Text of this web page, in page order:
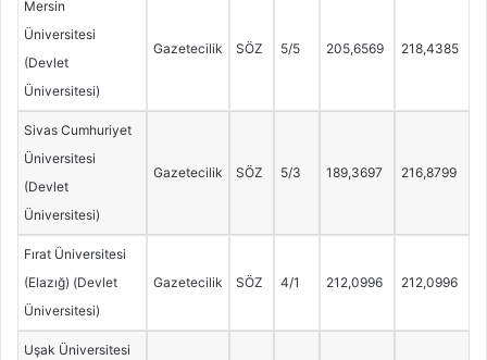
Mersin
Üniversitesi
(Devlet
Üniversitesi)
Gazetecilik SÖZ 5/5 205,6569 218,4385
Sivas Cumhuriyet
Üniversitesi
(Devlet
Üniversitesi)
Gazetecilik SÖZ 5/3 189,3697 216,8799
Fırat Üniversitesi
(Elazığ) (Devlet
Üniversitesi)
Gazetecilik SÖZ 4/1 212,0996 212,0996
Uşak Üniversitesi